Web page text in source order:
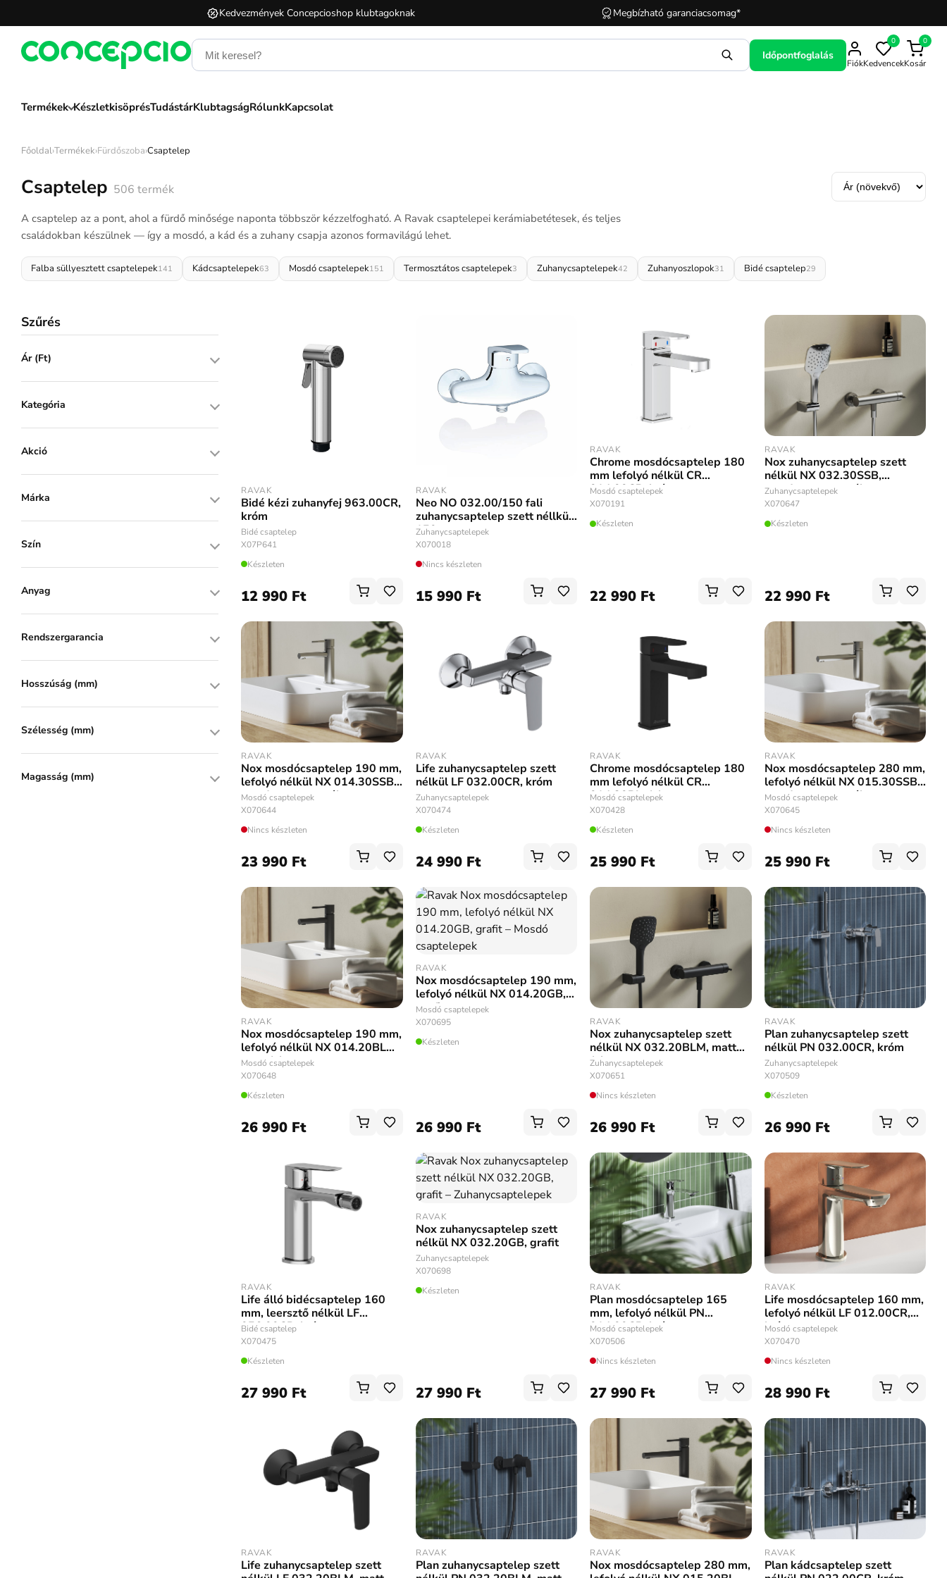
Kedvezmények Concepcioshop klubtagoknak Megbízható garanciacsomag*
Időpontfoglalás
Fiók
0
Kedvencek
0
Kosár
Termékek KészletkisöprésTudástárKlubtagságRólunkKapcsolat
Főoldal›Termékek›Fürdőszoba›Csaptelep
Csaptelep 506 termék Rendezés
A csaptelep az a pont, ahol a fürdő minősége naponta többször kézzelfogható. A Ravak csaptelepei kerámiabetétesek, és teljes
családokban készülnek — így a mosdó, a kád és a zuhany csapja azonos formavilágú lehet.
Falba süllyesztett csaptelepek141 Kádcsaptelepek63 Mosdó csaptelepek151 Termosztátos csaptelepek3 Zuhanycsaptelepek42 Zuhanyoszlopok31 Bidé csaptelep29
Szűrés
Ár (Ft)
Kategória
Akció
Márka
Szín
Anyag
Rendszergarancia
Hosszúság (mm)
Szélesség (mm)
Magasság (mm)
RAVAK
Bidé kézi zuhanyfej 963.00CR,
króm
Bidé csaptelep
X07P641
Készleten
12 990 Ft
RAVAK
Neo NO 032.00/150 fali
zuhanycsaptelep szett néllkül
150 mm
Zuhanycsaptelepek
X070018
Nincs készleten
15 990 Ft
RAVAK
Chrome mosdócsaptelep 180
mm lefolyó nélkül CR
014.00CR, króm
Mosdó csaptelepek
X070191
Készleten
22 990 Ft
RAVAK
Nox zuhanycsaptelep szett
nélkül NX 032.30SSB,
rozsdamentes acél
Zuhanycsaptelepek
X070647
Készleten
22 990 Ft
RAVAK
Nox mosdócsaptelep 190 mm,
lefolyó nélkül NX 014.30SSB,
rozsdamentes acél
Mosdó csaptelepek
X070644
Nincs készleten
23 990 Ft
RAVAK
Life zuhanycsaptelep szett
nélkül LF 032.00CR, króm
Zuhanycsaptelepek
X070474
Készleten
24 990 Ft
RAVAK
Chrome mosdócsaptelep 180
mm lefolyó nélkül CR
014.20BL, fekete
Mosdó csaptelepek
X070428
Készleten
25 990 Ft
RAVAK
Nox mosdócsaptelep 280 mm,
lefolyó nélkül NX 015.30SSB,
rozsdamentes acél
Mosdó csaptelepek
X070645
Nincs készleten
25 990 Ft
RAVAK
Nox mosdócsaptelep 190 mm,
lefolyó nélkül NX 014.20BLM,
matt fekete
Mosdó csaptelepek
X070648
Készleten
26 990 Ft
RAVAK
Nox mosdócsaptelep 190 mm,
lefolyó nélkül NX 014.20GB,
grafit
Mosdó csaptelepek
X070695
Készleten
26 990 Ft
RAVAK
Nox zuhanycsaptelep szett
nélkül NX 032.20BLM, matt
fekete
Zuhanycsaptelepek
X070651
Nincs készleten
26 990 Ft
RAVAK
Plan zuhanycsaptelep szett
nélkül PN 032.00CR, króm
Zuhanycsaptelepek
X070509
Készleten
26 990 Ft
RAVAK
Life álló bidécsaptelep 160
mm, leersztő nélkül LF
056.00CR, króm
Bidé csaptelep
X070475
Készleten
27 990 Ft
RAVAK
Nox zuhanycsaptelep szett
nélkül NX 032.20GB, grafit
Zuhanycsaptelepek
X070698
Készleten
27 990 Ft
RAVAK
Plan mosdócsaptelep 165
mm, lefolyó nélkül PN
014.00CR, króm
Mosdó csaptelepek
X070506
Nincs készleten
27 990 Ft
RAVAK
Life mosdócsaptelep 160 mm,
lefolyó nélkül LF 012.00CR,
króm
Mosdó csaptelepek
X070470
Nincs készleten
28 990 Ft
RAVAK
Life zuhanycsaptelep szett
RAVAK
Plan zuhanycsaptelep szett
RAVAK
Nox mosdócsaptelep 280 mm,
RAVAK
Plan kádcsaptelep szett